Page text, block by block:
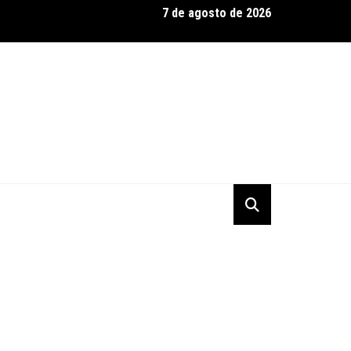
domina qualificação e garante dobradinha em Road America
7 de agosto de 2026